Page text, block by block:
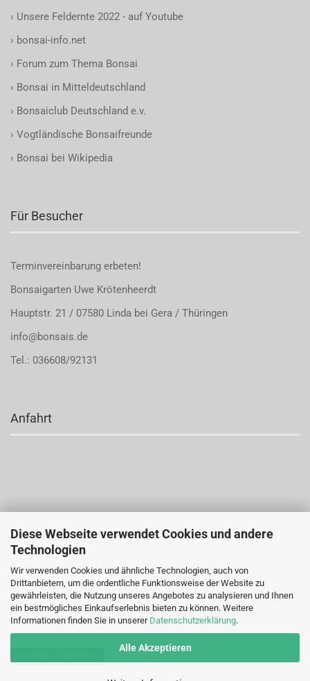
Diese Webseite verwendet Cookies und andere
Technologien
Wir verwenden Cookies und ähnliche Technologien, auch von
Drittanbietern, um die ordentliche Funktionsweise der Website zu
gewährleisten, die Nutzung unseres Angebotes zu analysieren und Ihnen
ein bestmögliches Einkaufserlebnis bieten zu können. Weitere
Informationen finden Sie in unserer Datenschutzerklärung.
Alle Akzeptieren
› Unsere Feldernte 2022 - auf Youtube
› bonsai-info.net
› Forum zum Thema Bonsai
› Bonsai in Mitteldeutschland
› Bonsaiclub Deutschland e.v.
› Vogtländische Bonsaifreunde
› Bonsai bei Wikipedia
Für Besucher
Terminvereinbarung erbeten!
Bonsaigarten Uwe Krötenheerdt
Hauptstr. 21 / 07580 Linda bei Gera / Thüringen
info@bonsais.de
Tel.: 036608/92131
Anfahrt